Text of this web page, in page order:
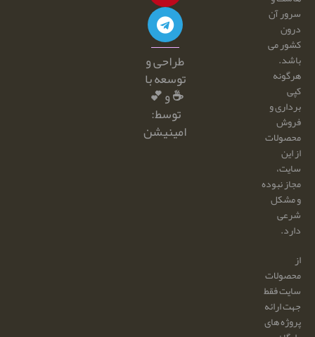
سرور آن
درون
کشور می
باشد.
هرگونه
کپی
برداری و
فروش
محصولات
از این
سایت،
مجاز نبوده
و مشکل
شرعی
دارد.
از
محصولات
سایت فقط
جهت ارائه
پروژه های
طراحی و
توسعه با
☕ و 💕
توسط:
امینیشن